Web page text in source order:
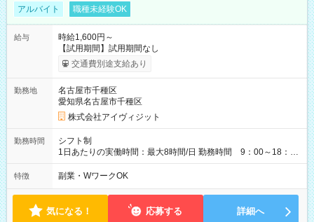
アルバイト 職種未経験OK
給与
時給1,600円～
【試用期間】試用期間なし
交通費別途支給あり
勤務地
名古屋市千種区
愛知県名古屋市千種区
株式会社アイヴィジット
勤務時間
シフト制
1日あたりの実働時間：最大8時間/日 勤務時間 9：00～18：
00(実働8h、休憩1h) 土日祝含む週3日～OK、シフト制 ※もちろ
ん週5日勤務もOK♪ 勤務期間：2026年8月12日～9月9日※リスト
特徴 副業・WワークOK
気になる！ 応募する 詳細へ